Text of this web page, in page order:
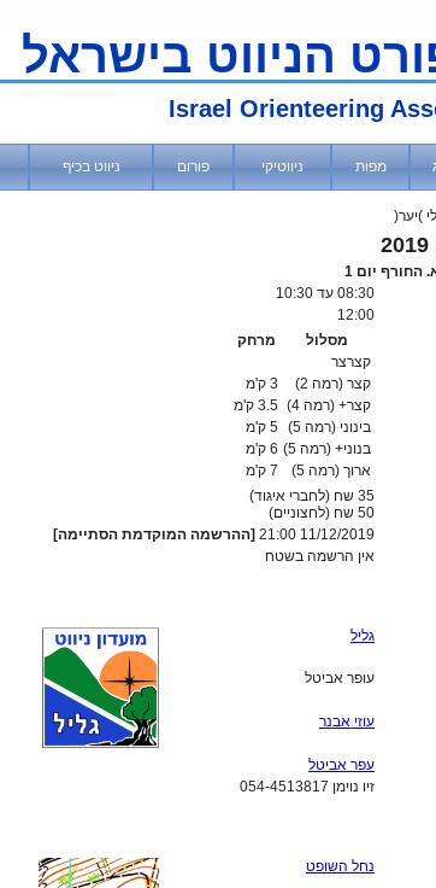
הניווט בישראל
Israel Orienteering
מפות ניווטיקי פורום ניווט בכיף
)יער(
08:30 עד 10:30
12:00
מסלול
מרחק
קצרצר
קצר (רמה 2)
3 ק'מ
קצר+ (רמה 4)
3.5 ק'מ
בינוני (רמה 5)
5 ק'מ
בנוני+ (רמה 5)
6 ק'מ
ארוך (רמה 5)
7 ק'מ
35 שח (לחברי איגוד)
50 שח (לחצוניים)
11/12/2019 21:00
[ההרשמה המוקדמת הסתיימה]
אין הרשמה בשטח
גליל
עופר אביטל
עוזי אבנר
עפר אביטל
זיו נוימן 054-4513817
נחל השופט